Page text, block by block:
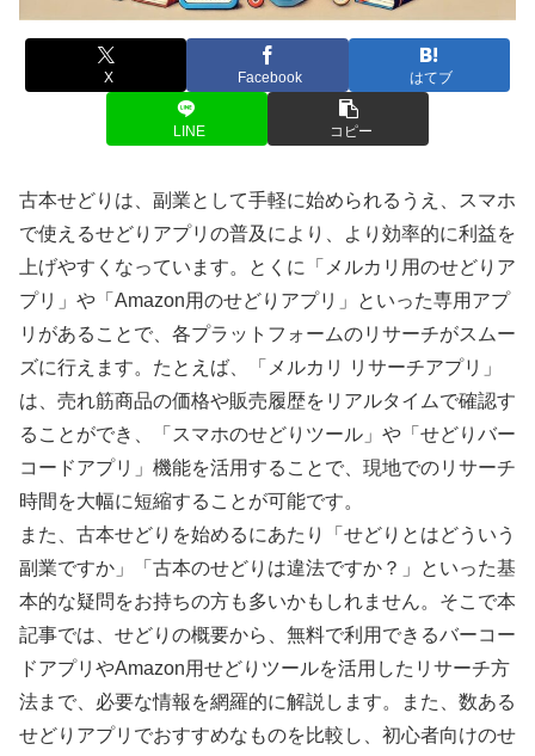
X Facebook はてブ
LINE コピー
古本せどりは、副業として手軽に始められるうえ、スマホ
で使えるせどりアプリの普及により、より効率的に利益を
上げやすくなっています。とくに「メルカリ用のせどりア
プリ」や「Amazon用のせどりアプリ」といった専用アプ
リがあることで、各プラットフォームのリサーチがスムー
ズに行えます。たとえば、「メルカリ リサーチアプリ」
は、売れ筋商品の価格や販売履歴をリアルタイムで確認す
ることができ、「スマホのせどりツール」や「せどりバー
コードアプリ」機能を活用することで、現地でのリサーチ
時間を大幅に短縮することが可能です。
また、古本せどりを始めるにあたり「せどりとはどういう
副業ですか」「古本のせどりは違法ですか？」といった基
本的な疑問をお持ちの方も多いかもしれません。そこで本
記事では、せどりの概要から、無料で利用できるバーコー
ドアプリやAmazon用せどりツールを活用したリサーチ方
法まで、必要な情報を網羅的に解説します。また、数ある
せどりアプリでおすすめなものを比較し、初心者向けのせ